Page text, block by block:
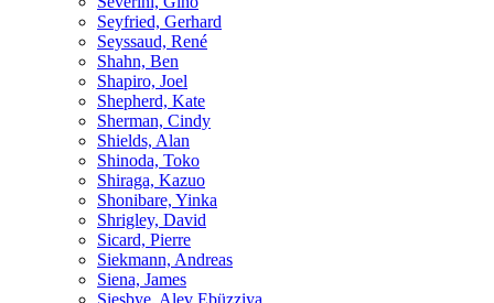
Seyfried, Gerhard
Seyssaud, René
Shahn, Ben
Shapiro, Joel
Shepherd, Kate
Sherman, Cindy
Shields, Alan
Shinoda, Toko
Shiraga, Kazuo
Shonibare, Yinka
Shrigley, David
Sicard, Pierre
Siekmann, Andreas
Siena, James
Siesbye, Alev Ebüzziya